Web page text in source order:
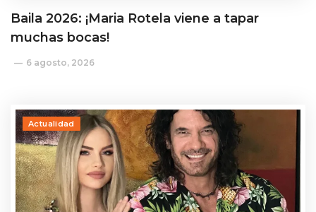
Baila 2026: ¡Maria Rotela viene a tapar
muchas bocas!
6 agosto, 2026
Actualidad